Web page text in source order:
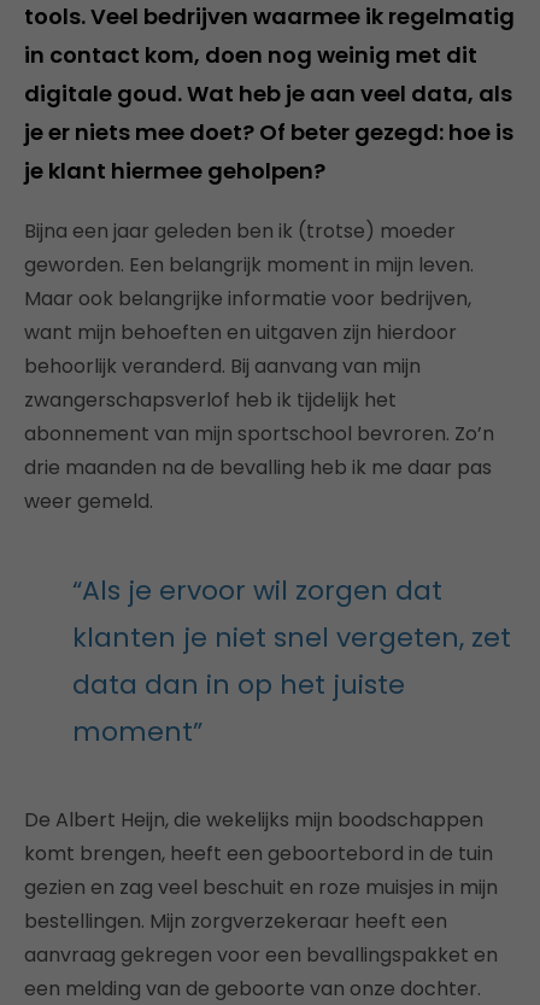
tools. Veel bedrijven waarmee ik regelmatig
in contact kom, doen nog weinig met dit
digitale goud. Wat heb je aan veel data, als
je er niets mee doet? Of beter gezegd: hoe is
je klant hiermee geholpen?
Bijna een jaar geleden ben ik (trotse) moeder
geworden. Een belangrijk moment in mijn leven.
Maar ook belangrijke informatie voor bedrijven,
want mijn behoeften en uitgaven zijn hierdoor
behoorlijk veranderd. Bij aanvang van mijn
zwangerschapsverlof heb ik tijdelijk het
abonnement van mijn sportschool bevroren. Zo’n
drie maanden na de bevalling heb ik me daar pas
weer gemeld.
“Als je ervoor wil zorgen dat
klanten je niet snel vergeten, zet
data dan in op het juiste
moment”
De Albert Heijn, die wekelijks mijn boodschappen
komt brengen, heeft een geboortebord in de tuin
gezien en zag veel beschuit en roze muisjes in mijn
bestellingen. Mijn zorgverzekeraar heeft een
aanvraag gekregen voor een bevallingspakket en
een melding van de geboorte van onze dochter.